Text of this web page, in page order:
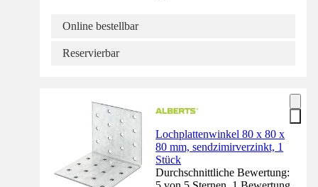
Online bestellbar
Reservierbar
Lochplattenwinkel 80 x 80 x
80 mm, sendzimirverzinkt, 1
Stück
Durchschnittliche Bewertung: